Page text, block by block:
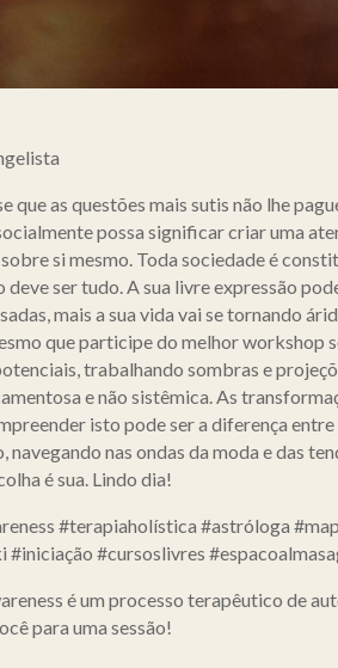
que as questões mais sutis não lhe
possa significar criar uma
si mesmo. Toda sociedade é
deve ser tudo. A sua livre expressão
mais a sua vida vai se tornando
que participe do melhor workshop
trabalhando sombras e
e não sistêmica. As
isto pode ser a diferença
navegando nas ondas da moda e das
é sua. Lindo dia!
#terapiaholística #astróloga
#iniciação #cursoslivres
é um processo terapêutico de
para uma sessão!